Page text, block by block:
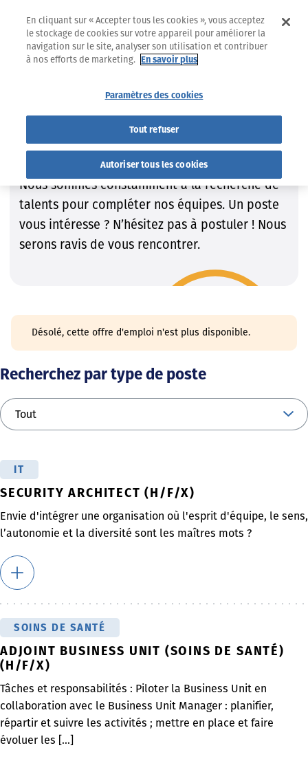
Trouvez le job qui VOUS convient !
Trouvez le job qui VOUS
convient !
Nous sommes constamment à la recherche de
talents pour compléter nos équipes. Un poste
vous intéresse ? N’hésitez pas à postuler ! Nous
serons ravis de vous rencontrer.
Désolé, cette offre d'emploi n'est plus disponible.
Recherchez par type de poste
IT
SECURITY ARCHITECT (H/F/X)
Envie d'intégrer une organisation où l'esprit d'équipe, le sens,
l’autonomie et la diversité sont les maîtres mots ?
SOINS DE SANTÉ
ADJOINT BUSINESS UNIT (SOINS DE SANTÉ)
(H/F/X)
Tâches et responsabilités : Piloter la Business Unit en
collaboration avec le Business Unit Manager : planifier,
répartir et suivre les activités ; mettre en place et faire
évoluer les [...]
En cliquant sur « Accepter tous les cookies », vous acceptez
le stockage de cookies sur votre appareil pour améliorer la
navigation sur le site, analyser son utilisation et contribuer
à nos efforts de marketing. En savoir plus
Paramètres des cookies
Tout refuser
Autoriser tous les cookies